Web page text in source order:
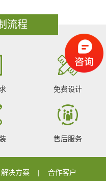
流程
免费设计
售后服务
解决方案 合作客户